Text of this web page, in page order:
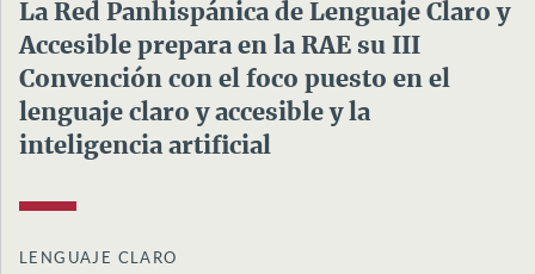
La Red Panhispánica de Lenguaje Claro y
Accesible prepara en la RAE su III
Convención con el foco puesto en el
lenguaje claro y accesible y la
inteligencia artificial
LENGUAJE CLARO